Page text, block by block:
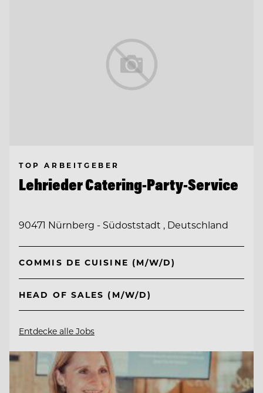
TOP ARBEITGEBER
Lehrieder Catering-Party-Service
90471 Nürnberg - Südoststadt , Deutschland
COMMIS DE CUISINE (M/W/D)
HEAD OF SALES (M/W/D)
Entdecke alle Jobs